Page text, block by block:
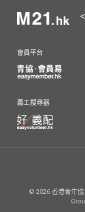
會員平台
義工搜尋器
© 2026 香港青年